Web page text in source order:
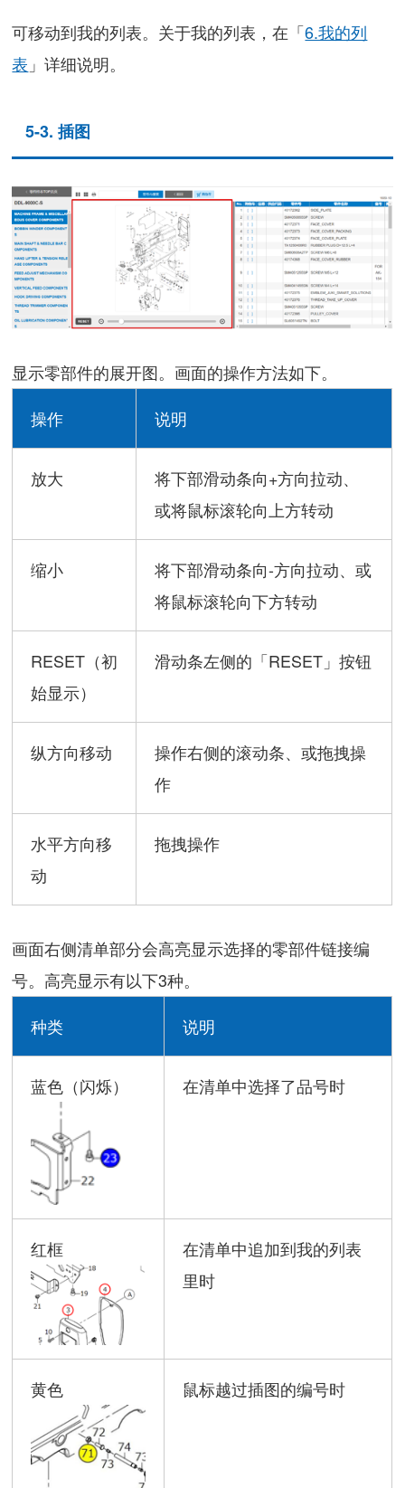
可移动到我的列表。关于我的列表，在「6.我的列
表 」详细说明。
5-3. 插图
显示零部件的展开图。画面的操作方法如下。
操作
说明
放大
将下部滑动条向+方向拉动、
或将鼠标滚轮向上方转动
缩小
将下部滑动条向-方向拉动、或
将鼠标滚轮向下方转动
RESET（初
始显示）
滑动条左侧的「RESET」按钮
纵方向移动
操作右侧的滚动条、或拖拽操
作
水平方向移
动
拖拽操作
画面右侧清单部分会高亮显示选择的零部件链接编
号。高亮显示有以下3种。
种类
说明
蓝色（闪烁） 在清单中选择了品号时
红框
在清单中追加到我的列表
里时
黄色 鼠标越过插图的编号时